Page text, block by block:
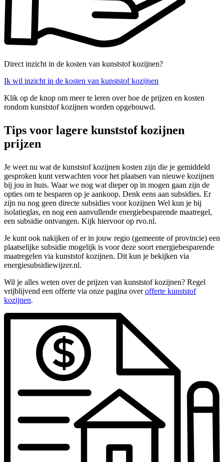
Direct inzicht in de kosten van kunststof kozijnen?
Ik wil inzicht in de kosten van kunststof kozijnen
Klik op de knop om meer te leren over hoe de prijzen en kosten
rondom kunststof kozijnen worden opgebouwd.
Tips voor lagere kunststof kozijnen
prijzen
Je weet nu wat de kunststof kozijnen kosten zijn die je gemiddeld
gesproken kunt verwachten voor het plaatsen van nieuwe kozijnen
bij jou in huis. Waar we nog wat dieper op in mogen gaan zijn de
opties om te besparen op je aankoop. Denk eens aan subsidies. Er
zijn nu nog geen directe subsidies voor kozijnen Wel kun je bij
isolatieglas, en nog een aanvullende energiebesparende maatregel,
een subsidie ontvangen. Kijk hiervoor op rvo.nl.
Je kunt ook nakijken of er in jouw regio (gemeente of provincie) een
plaatselijke subsidie mogelijk is voor deze soort energiebesparende
maatregelen via kunststof kozijnen. Dit kun je bekijken via
energiesubsidiewijzer.nl.
Wil je alles weten over de prijzen van kunststof kozijnen? Regel
vrijblijvend een offerte via onze pagina overofferte kunststof
kozijnen.